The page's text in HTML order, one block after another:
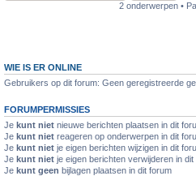
2 onderwerpen •
WIE IS ER ONLINE
Gebruikers op dit forum: Geen geregistreerde
FORUMPERMISSIES
Je kunt niet nieuwe berichten plaatsen in dit
Je kunt niet reageren op onderwerpen in dit
Je kunt niet je eigen berichten wijzigen in dit
Je kunt niet je eigen berichten verwijderen in dit
Je kunt geen bijlagen plaatsen in dit forum